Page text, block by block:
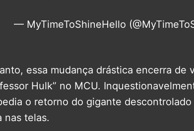
— MyTimeToShineHello
essa mudança drástica encerra de
Hulk” no MCU.
o retorno do gigante
nas telas.